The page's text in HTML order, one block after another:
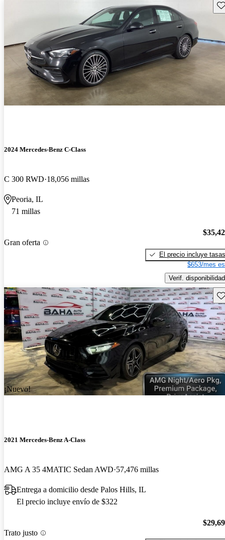
2024 Mercedes-Benz C-Class
C 300 RWD 18,056 millas
Peoria, IL
71 millas
Gran oferta
El precio incluye tasas
$653/mes
Verif. disponibilidad
¡Nuevo!
2021 Mercedes-Benz A-Class
AMG A 35 4MATIC Sedan AWD 57,476 millas
Entrega a domicilio desde Palos Hills, IL
El precio incluye envío de $322
Trato justo